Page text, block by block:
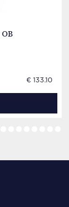
OB
€ 133.10